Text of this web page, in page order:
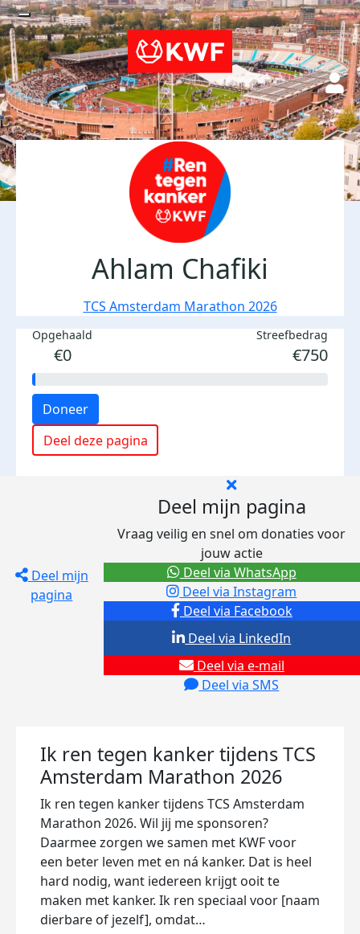
Ahlam Chafiki
TCS Amsterdam Marathon 2026
Opgehaald
€0
Streefbedrag
€750
Doneer
Deel deze pagina
Deel mijn
pagina
Deel mijn pagina
Vraag veilig en snel om donaties voor
jouw actie
Deel via Facebook
Deel via Instagram
Deel via e-mail
Deel via SMS
Deel via LinkedIn
Deel via WhatsApp
Ik ren tegen kanker tijdens TCS
Amsterdam Marathon 2026
Ik ren tegen kanker tijdens TCS Amsterdam
Marathon 2026. Wil jij me sponsoren?
Daarmee zorgen we samen met KWF voor
een beter leven met en ná kanker. Dat is heel
hard nodig, want iedereen krijgt ooit te
maken met kanker. Ik ren speciaal voor [naam
dierbare of jezelf], omdat…